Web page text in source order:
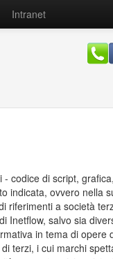
Intranet
codice di script,
indicata, ovvero nella
riferimenti a società
Inetflow, salvo sia
in tema di opere
terzi, i cui marchi